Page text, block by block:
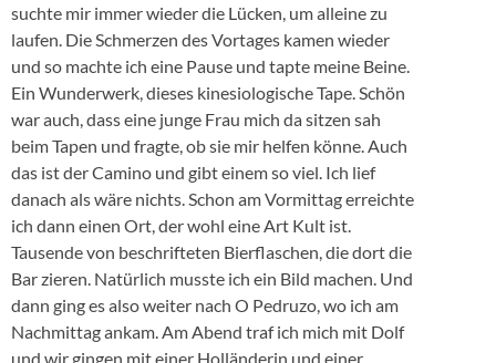
suchte mir immer wieder die Lücken, um alleine zu
laufen. Die Schmerzen des Vortages kamen wieder
und so machte ich eine Pause und tapte meine Beine.
Ein Wunderwerk, dieses kinesiologische Tape. Schön
war auch, dass eine junge Frau mich da sitzen sah
beim Tapen und fragte, ob sie mir helfen könne. Auch
das ist der Camino und gibt einem so viel. Ich lief
danach als wäre nichts. Schon am Vormittag erreichte
ich dann einen Ort, der wohl eine Art Kult ist.
Tausende von beschrifteten Bierflaschen, die dort die
Bar zieren. Natürlich musste ich ein Bild machen. Und
dann ging es also weiter nach O Pedruzo, wo ich am
Nachmittag ankam. Am Abend traf ich mich mit Dolf
und wir gingen mit einer Holländerin und einer